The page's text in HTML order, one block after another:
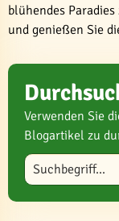
blühendes
und genießen Sie
Verwenden Sie
Blogartikel zu
Blog durchsuchen